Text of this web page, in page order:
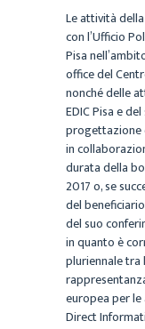
Le attività
con l’Ufficio
Pisa
office del
nonché delle
EDIC Pisa e
progettazione
in
durata della
2017 o, se
del
del suo
in quanto è
pluriennale tra
europea per
Direct